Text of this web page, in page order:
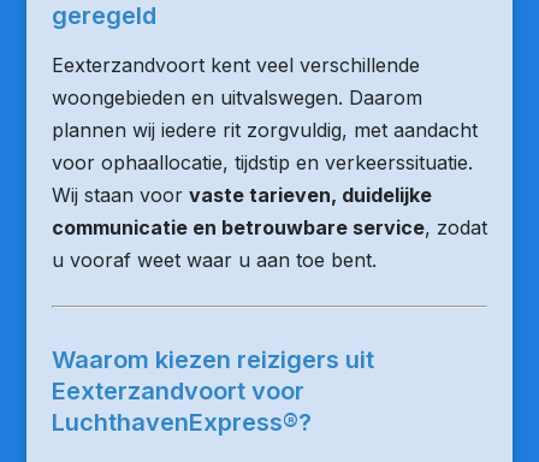
geregeld
Eexterzandvoort kent veel verschillende
woongebieden en uitvalswegen. Daarom
plannen wij iedere rit zorgvuldig, met aandacht
voor ophaallocatie, tijdstip en verkeerssituatie.
Wij staan voor vaste tarieven, duidelijke
communicatie en betrouwbare service, zodat
u vooraf weet waar u aan toe bent.
Waarom kiezen reizigers uit
Eexterzandvoort voor
LuchthavenExpress®?